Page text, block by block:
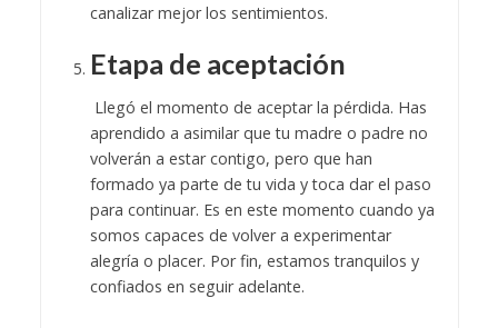
canalizar mejor los sentimientos.
Etapa de aceptación
Llegó el momento de aceptar la pérdida. Has
aprendido a asimilar que tu madre o padre no
volverán a estar contigo, pero que han
formado ya parte de tu vida y toca dar el paso
para continuar. Es en este momento cuando ya
somos capaces de volver a experimentar
alegría o placer. Por fin, estamos tranquilos y
confiados en seguir adelante.